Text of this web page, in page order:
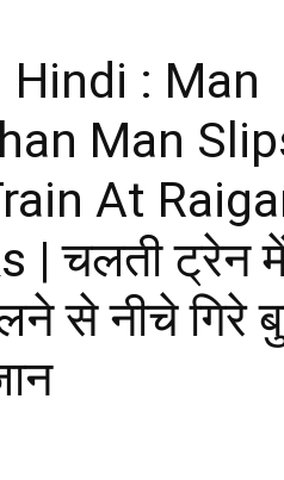
: Man
Man
At
| चलती ट्रेन
से नीचे गिरे